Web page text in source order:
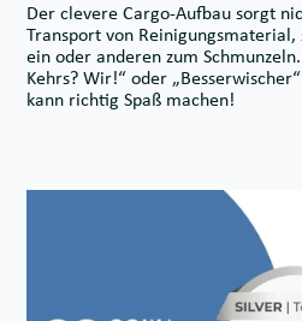
Der clevere Cargo-Aufbau sorgt
Transport von
ein oder anderen zum
Kehrs? Wir!“ oder
kann richtig Spaß machen!